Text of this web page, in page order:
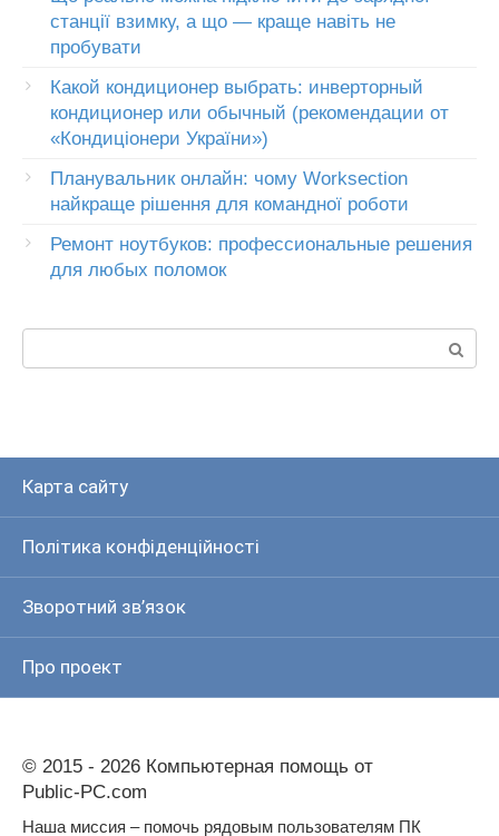
станції взимку, а що — краще навіть не
пробувати
Какой кондиционер выбрать: инверторный
кондиционер или обычный (рекомендации от
«Кондиціонери України»)
Планувальник онлайн: чому Worksection
найкраще рішення для командної роботи
Ремонт ноутбуков: профессиональные решения
для любых поломок
Карта сайту
Політика конфіденційності
Зворотний зв’язок
Про проект
© 2015 - 2026 Компьютерная помощь от
Public-PC.com
Наша миссия – помочь рядовым пользователям ПК